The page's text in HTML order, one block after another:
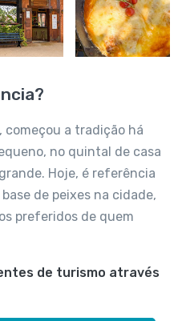
começou a tradição há
no quintal de casa
Hoje, é referência
de peixes na cidade,
preferidos de quem
de turismo através